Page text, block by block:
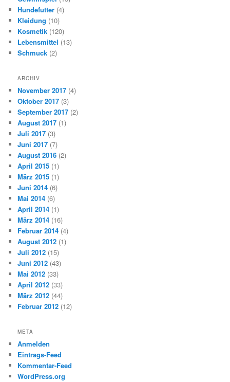
Hundefutter (4)
Kleidung (10)
Kosmetik (120)
Lebensmittel (13)
Schmuck (2)
ARCHIV
November 2017 (4)
Oktober 2017 (3)
September 2017 (2)
August 2017 (1)
Juli 2017 (3)
Juni 2017 (7)
August 2016 (2)
April 2015 (1)
März 2015 (1)
Juni 2014 (6)
Mai 2014 (6)
April 2014 (1)
März 2014 (16)
Februar 2014 (4)
August 2012 (1)
Juli 2012 (15)
Juni 2012 (43)
Mai 2012 (33)
April 2012 (33)
März 2012 (44)
Februar 2012 (12)
META
Anmelden
Eintrags-Feed
Kommentar-Feed
WordPress.org